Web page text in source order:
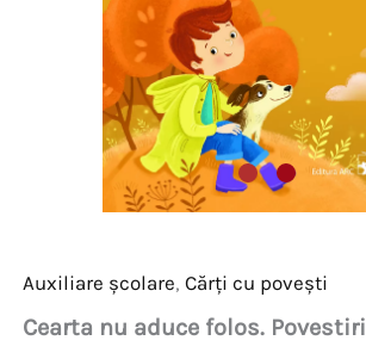
Auxiliare școlare,Cărți cu povești
Cearta nu aduce folos. Povestiri